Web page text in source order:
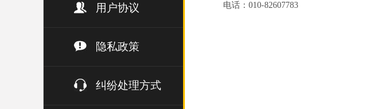
用户协议
隐私政策
纠纷处理方式
电话：010-82607783